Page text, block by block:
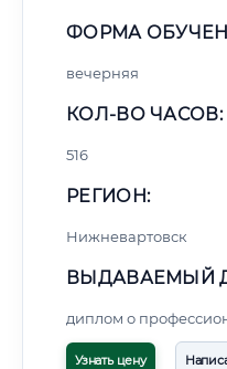
ФОРМА
вечерняя
КОЛ-ВО ЧАСОВ:
516
РЕГИОН:
Нижневартовск
ВЫДАВАЕМЫЙ
диплом о
Узнать цену